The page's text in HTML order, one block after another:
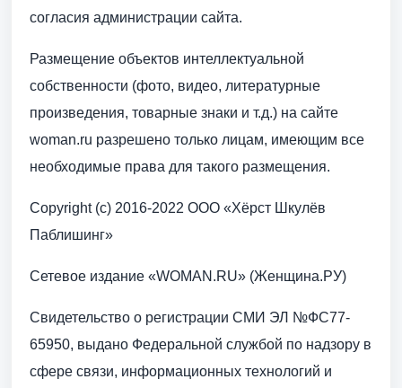
согласия администрации сайта.
Размещение объектов интеллектуальной
собственности (фото, видео, литературные
произведения, товарные знаки и т.д.) на сайте
woman.ru разрешено только лицам, имеющим все
необходимые права для такого размещения.
Copyright (с) 2016-2022 ООО «Хёрст Шкулёв
Паблишинг»
Сетевое издание «WOMAN.RU» (Женщина.РУ)
Свидетельство о регистрации СМИ ЭЛ №ФС77-
65950, выдано Федеральной службой по надзору в
сфере связи, информационных технологий и